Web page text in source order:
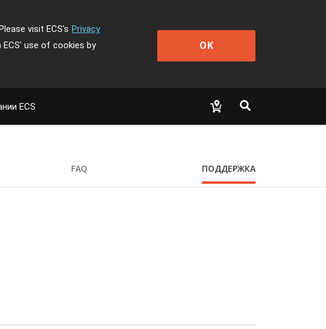
visit ECS's Privacy
use of cookies by
OK
ECS
FAQ ПОДДЕРЖКА